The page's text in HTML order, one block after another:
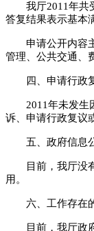
我厅2011年共受
答复结果表示基本
申请公开内容主
管理、公共交通、
四、申请行政复
2011年未发生因
诉、申请行政复议
五、政府信息公
目前，我厅没有
用。
六、工作存在的
目前，我厅政府